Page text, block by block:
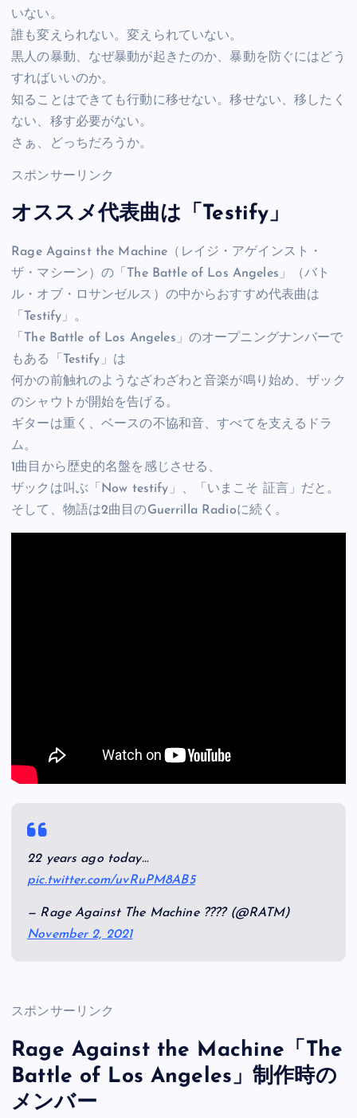
いない。
誰も変えられない。変えられていない。
黒人の暴動、なぜ暴動が起きたのか、暴動を防ぐにはどう
すればいいのか。
知ることはできても行動に移せない。移せない、移したく
ない、移す必要がない。
さぁ、どっちだろうか。
スポンサーリンク
オススメ代表曲は「Testify」
Rage Against the Machine（レイジ・アゲインスト・
ザ・マシーン）の「The Battle of Los Angeles」（バト
ル・オブ・ロサンゼルス）の中からおすすめ代表曲は
「Testify」。
「The Battle of Los Angeles」のオープニングナンバーで
もある「Testify」は
何かの前触れのようなざわざわと音楽が鳴り始め、ザック
のシャウトが開始を告げる。
ギターは重く、ベースの不協和音、すべてを支えるドラ
ム。
1曲目から歴史的名盤を感じさせる、
ザックは叫ぶ「Now testify」、「いまこそ 証言」だと。
そして、物語は2曲目のGuerrilla Radioに続く。
22 years ago today…
pic.twitter.com/uvRuPM8AB5
— Rage Against The Machine ???? (@RATM)
November 2, 2021
スポンサーリンク
Rage Against the Machine「The
Battle of Los Angeles」制作時の
メンバー